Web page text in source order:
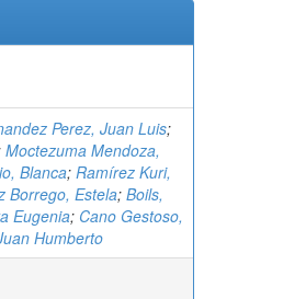
Perez, Juan Luis;
Moctezuma Mendoza,
Blanca; Ramírez Kuri,
Borrego, Estela; Boils,
Eugenia; Cano Gestoso,
Humberto